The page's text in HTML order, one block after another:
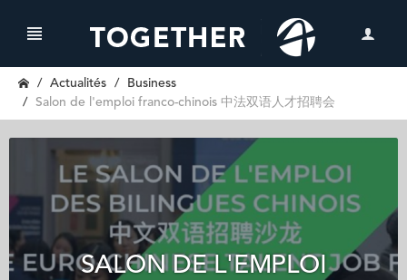
Actualités
Business
Salon de l'emploi franco-chinois 中法双语人才招聘会
SALON DE L'EMPLOI